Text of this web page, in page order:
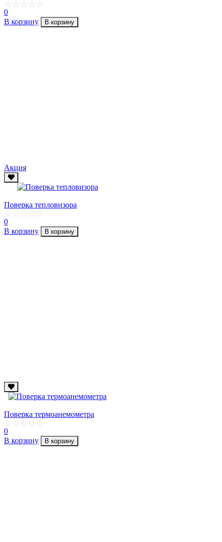
0
В корзину
В корзину
Акция
Поверка тепловизора
0
В корзину
В корзину
Поверка термоанемометра
0
В корзину
В корзину